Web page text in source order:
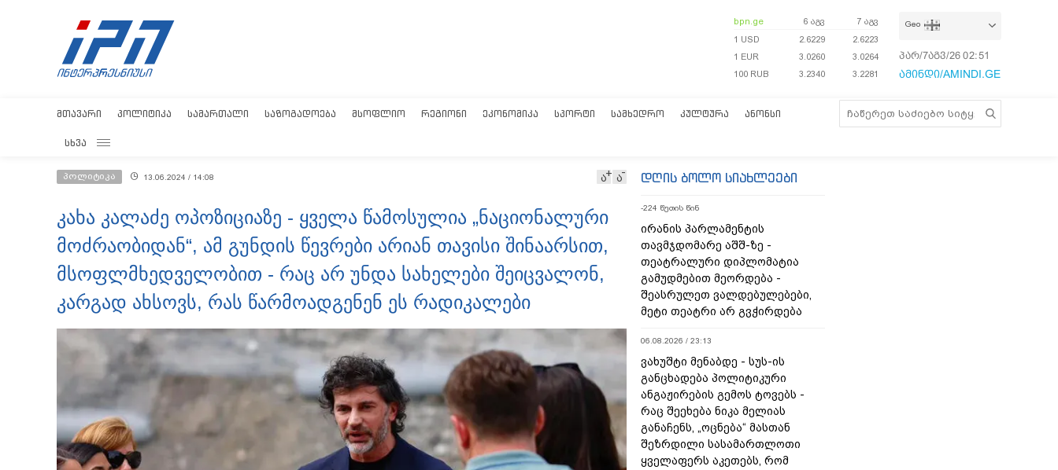
bpn.ge 6 აგვ
7 აგვ
1 USD
2.6229
2.6223
1 EUR
3.0260
3.0264
100 RUB
3.2340 3.2281
Geo
პარ/7აგვ/26 02:51:48
ამინდი/AMINDI.GE
ᲛᲗᲐᲕᲐᲠᲘ ᲞᲝᲚᲘᲢᲘᲙᲐ ᲡᲐᲛᲐᲠᲗᲐᲚᲘ ᲡᲐᲖᲝᲒᲐᲓᲝᲔᲑᲐ ᲛᲡᲝᲤᲚᲘᲝ ᲠᲔᲒᲘᲝᲜᲘ ᲔᲙᲝᲜᲝᲛᲘᲙᲐ ᲡᲞᲝᲠᲢᲘ ᲡᲐᲛᲮᲔᲓᲠᲝ ᲙᲣᲚᲢᲣᲠᲐ ᲐᲜᲝᲜᲡᲘ
ᲡᲮᲕᲐ
პოლიტიკა 13.06.2024 / 14:08 ა ა
კახა კალაძე ოპოზიციაზე - ყველა წამოსულია „ნაციონალური
მოძრაობიდან“, ამ გუნდის წევრები არიან თავისი შინაარსით,
მსოფლმხედველობით - რაც არ უნდა სახელები შეიცვალონ,
კარგად ახსოვს, რას წარმოადგენენ ეს რადიკალები
დღის ბოლო სიახლეები
-224 წუთის წინ
ირანის პარლამენტის
თავმჯდომარე აშშ-ზე -
თეატრალური დიპლომატია
გამუდმებით მეორდება -
შეასრულეთ ვალდებულებები,
მეტი თეატრი არ გვჭირდება
06.08.2026 / 23:13
ვახუშტი მენაბდე - სუს-ის
განცხადება პოლიტიკური
ანგაჟირების გემოს ტოვებს -
რაც შეეხება ნიკა მელიას
განაჩენს, „ოცნება“ მასთან
შეზრდილი სასამართლოთი
ყველაფერს აკეთებს, რომ